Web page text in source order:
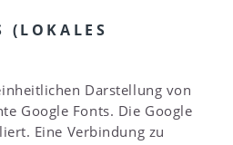
(LOKALES
Darstellung von
Google Fonts. Die Google
Eine Verbindung zu